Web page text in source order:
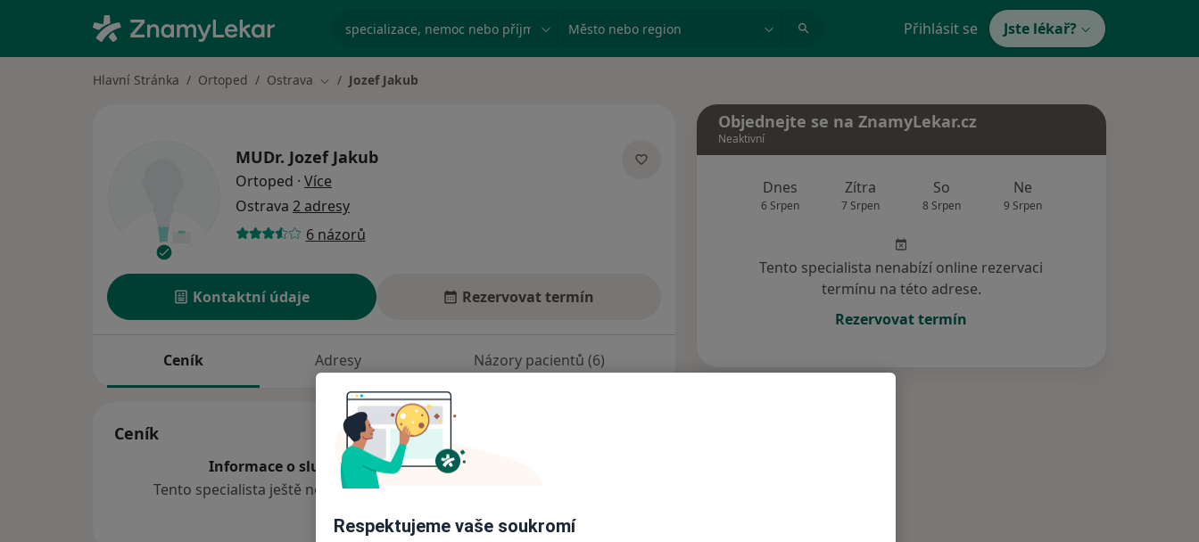
specializace, nemoc nebo příjmení Město nebo region Přihlásit se Jste lékař?
Hlavní Stránka Ortoped Ostrava Změna města
Jozef Jakub
MUDr. Jozef Jakub
Ortoped · Více
Ostrava 2 adresy
6 názorů
Kontaktní údaje Rezervovat termín
Ceník Adresy Názory pacientů (6)
Ceník
Informace o službách a cenách nejsou k dispozici
Tento specialista ještě nepřidával žádné informace o svých službách.
Objednejte se na ZnamyLekar.cz
Neaktivní
Dnes
6 Srpen
Zítra
7 Srpen
So
8 Srpen
Ne
9 Srpen
Tento specialista nenabízí online rezervaci
termínu na této adrese.
Rezervovat termín
Respektujeme vaše soukromí